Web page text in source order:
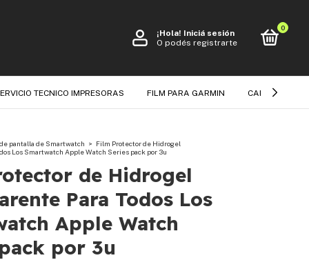
¡Hola! Iniciá sesión
O podés registrarte
0
TECNICO IMPRESORAS FILM PARA GARMIN CARGADORES
pantalla de Smartwatch > Film Protector de Hidrogel
Los Smartwatch Apple Watch Series pack por 3u
de Hidrogel
Para Todos Los
Apple Watch
por 3u